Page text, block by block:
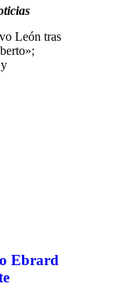
León tras
Ebrard